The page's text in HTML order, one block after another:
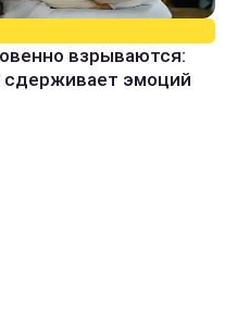
взрываются:
сдерживает эмоций